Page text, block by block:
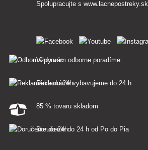
Spolupracujte s www.lacnepostreky.sk
Vždy vám odborne poradíme
Reklamácie vybavujeme do 24 h
85 % tovaru skladom
Doručenie do 24 h od Po do Pia